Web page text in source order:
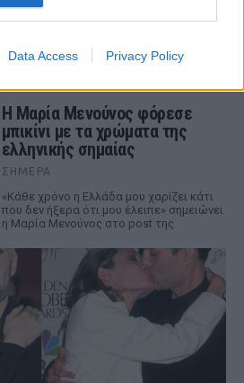
Data Access Privacy Policy
Στα πλάνα που δημοσιεύει το Mykonos
διασκεδάζουν με ιδιαίτερα έντονο
τρόπο, χοροπηδώντας, τραγουδώντας
Η Μαρία Μενούνος φόρεσε
μπικίνι με τα χρώματα της
ελληνικής σημαίας
ΣΉΜΕΡΑ
«Κάθε χρόνο η Ελλάδα μου χαρίζει κάτι
που δεν ήξερα ότι μου έλειπε» σημειώνει
η Μαρία Μενούνος στο post της